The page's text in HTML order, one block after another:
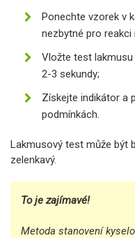
Ponechte vzorek v
nezbytné pro
Vložte test
2-3 sekundy;
Získejte indikátor a
podmínkách.
Lakmusový test může být
zelenkavý.
To je zajímavé!
Metoda stanovení